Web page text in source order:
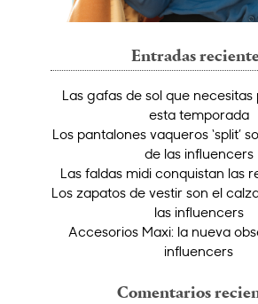
Entradas
Las gafas de sol que
esta temporada
Los pantalones vaqueros ‘split’
de las influencers
Las faldas midi conquistan las
Los zapatos de vestir son el
las influencers
Accesorios Maxi: la nueva
influencers
Comentarios